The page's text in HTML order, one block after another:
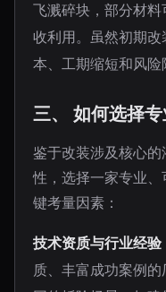
飞溅碎块，部分材
收利用。虽然初期
本、工期缩短和风险
三、 如何选择
鉴于改装涉及核心
性，选择一家专业
键考量因素：
技术资质与行业经验
质、丰富成功案例